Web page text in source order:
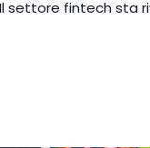
settore fintech sta